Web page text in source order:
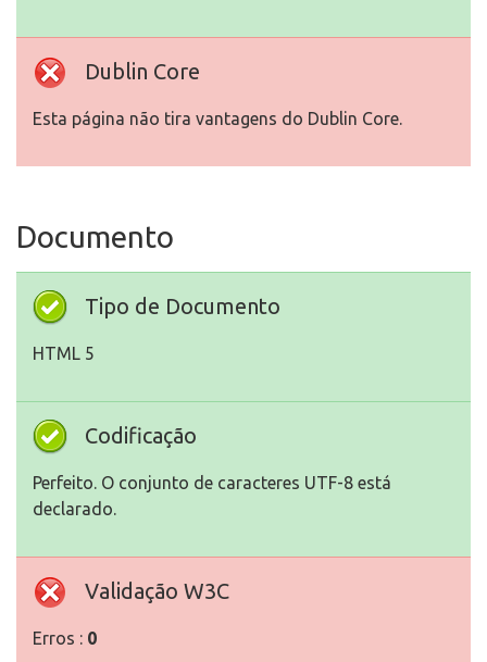
Dublin Core
Esta página não tira vantagens do Dublin Core.
Documento
Tipo de Documento
HTML 5
Codificação
Perfeito. O conjunto de caracteres UTF-8 está
declarado.
Validação W3C
Erros : 0